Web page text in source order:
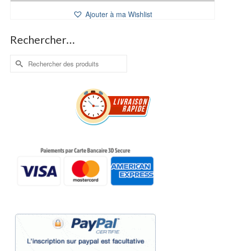
Ajouter à ma Wishlist
Rechercher…
Rechercher :